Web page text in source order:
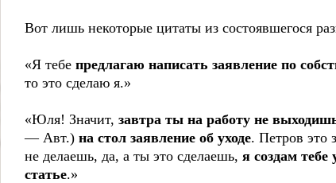
Вот лишь некоторые цитаты из состоявшегося
«Я тебепредлагаю написать заявление по
то это сделаю я.»
«Юля! Значит,завтра ты на работу не
— Авт.)на стол заявление об уходе. Петров это
не делаешь, да, а ты это сделаешь,я создам
статье.»